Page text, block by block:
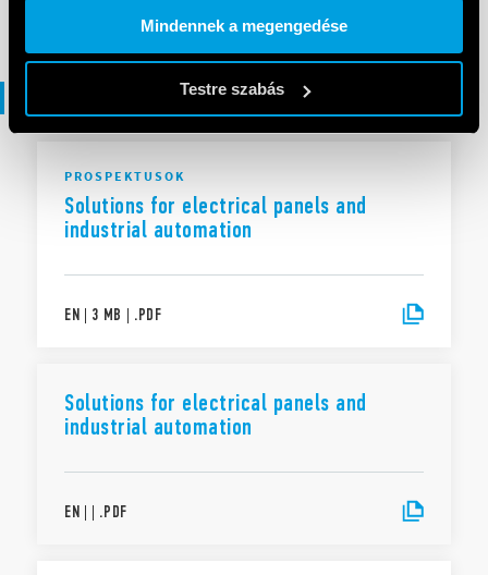
Mindennek a megengedése
Testre szabás
PROSPEKTUSOK
Solutions for electrical panels and
industrial automation
EN | 3 MB | .PDF
Solutions for electrical panels and
industrial automation
EN | | .PDF